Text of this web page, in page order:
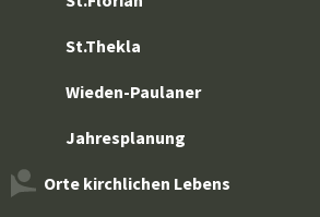
St.Thekla
Wieden-Paulaner
Jahresplanung
Orte kirchlichen Lebens